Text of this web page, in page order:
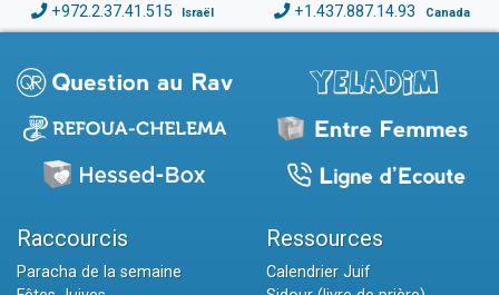
+972.2.37.41.515 Israël +1.437.887.14.93 Canada
Raccourcis
Paracha de la semaine
Ressources
Calendrier Juif